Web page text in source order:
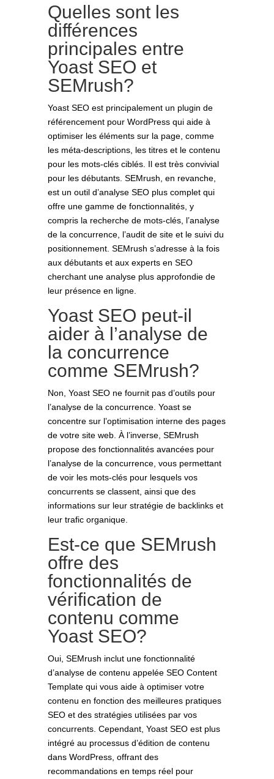
Quelles sont les
différences
principales entre
Yoast SEO et
SEMrush?
Yoast SEO est principalement un plugin de
référencement pour WordPress qui aide à
optimiser les éléments sur la page, comme
les méta-descriptions, les titres et le contenu
pour les mots-clés ciblés. Il est très convivial
pour les débutants. SEMrush, en revanche,
est un outil d’analyse SEO plus complet qui
offre une gamme de fonctionnalités, y
compris la recherche de mots-clés, l’analyse
de la concurrence, l’audit de site et le suivi du
positionnement. SEMrush s’adresse à la fois
aux débutants et aux experts en SEO
cherchant une analyse plus approfondie de
leur présence en ligne.
Yoast SEO peut-il
aider à l’analyse de
la concurrence
comme SEMrush?
Non, Yoast SEO ne fournit pas d’outils pour
l’analyse de la concurrence. Yoast se
concentre sur l’optimisation interne des pages
de votre site web. À l’inverse, SEMrush
propose des fonctionnalités avancées pour
l’analyse de la concurrence, vous permettant
de voir les mots-clés pour lesquels vos
concurrents se classent, ainsi que des
informations sur leur stratégie de backlinks et
leur trafic organique.
Est-ce que SEMrush
offre des
fonctionnalités de
vérification de
contenu comme
Yoast SEO?
Oui, SEMrush inclut une fonctionnalité
d’analyse de contenu appelée SEO Content
Template qui vous aide à optimiser votre
contenu en fonction des meilleures pratiques
SEO et des stratégies utilisées par vos
concurrents. Cependant, Yoast SEO est plus
intégré au processus d’édition de contenu
dans WordPress, offrant des
recommandations en temps réel pour